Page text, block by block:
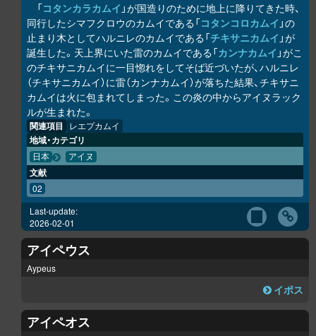
「コタンカラ カムイ 」が国造りのために地上に降りてきた時、
同行したシマフクロウのカムイである「コタンコ ロ カムイ 」の
止まり木としてハルニレのカムイである「チキサニカムイ 」が
誕生した。天上界にいた雷のカムイである「カンナカムイ 」がこ
のチキサニカムイに一目惚れをしてそば近づいたが、ハルニレ
（チキサニカムイ）に雷（カンナカムイ）が落ちた結果、チキサニ
カムイは火に包まれてしまった。この炎の中からアイヌラック
ルが生まれた。
関連項目 レエプカムイ
地域・カテゴリ
日本 アイヌ
文献
02
Last-update:
2026-02-01
アイペウス
Aypeus
イポス
アイペオス